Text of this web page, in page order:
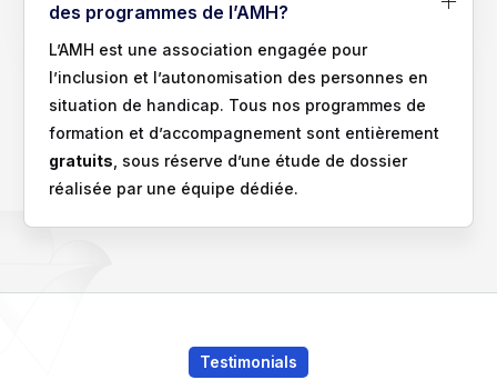
des programmes de l’AMH?
L’AMH est une association engagée pour
l’inclusion et l’autonomisation des personnes en
situation de handicap. Tous nos programmes de
formation et d’accompagnement sont entièrement
gratuits , sous réserve d’une étude de dossier
réalisée par une équipe dédiée.
Testimonials